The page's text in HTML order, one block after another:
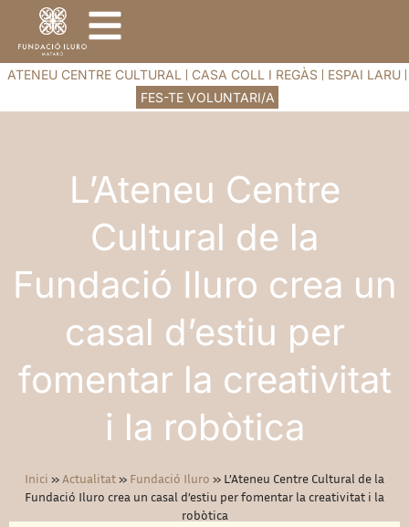
ATENEU CENTRE CULTURAL CASA COLL I REGÀS
ESPAI LARU
FES-TE VOLUNTARI/A
L’Ateneu Centre
Cultural de la
Fundació Iluro crea un
casal d’estiu per
fomentar la creativitat
i la robòtica
Inici »Actualitat» Fundació Iluro » L’Ateneu Centre Cultural de la
Fundació Iluro crea un casal d’estiu per fomentar la creativitat i la
robòtica